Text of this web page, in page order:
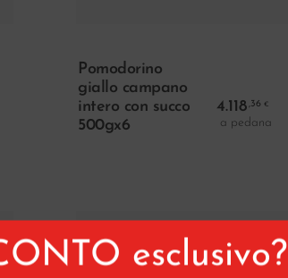
Pomodorino
giallo campano
intero con succo
500gx6
4.118 ,36 €
a pedana
esclusivo?